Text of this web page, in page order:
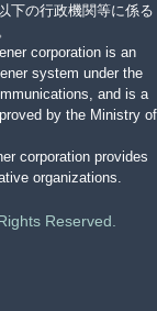
下の行政機関等に係る
corporation is an
system under the
and is a
by the Ministry of
corporation provides
organizations.
Reserved.